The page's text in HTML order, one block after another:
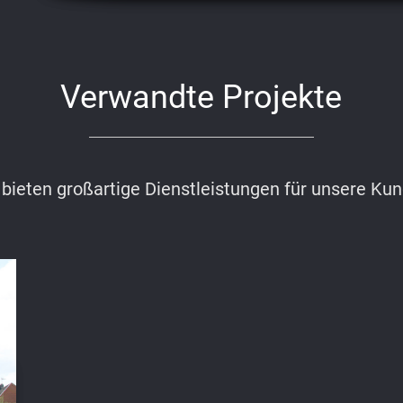
Verwandte Projekte
großartige Dienstleistungen für unsere